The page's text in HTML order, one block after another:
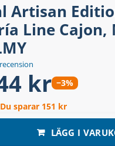
Artisan
Line Cajon,
kr −3%
Du sparar 151 kr
LÄGG I